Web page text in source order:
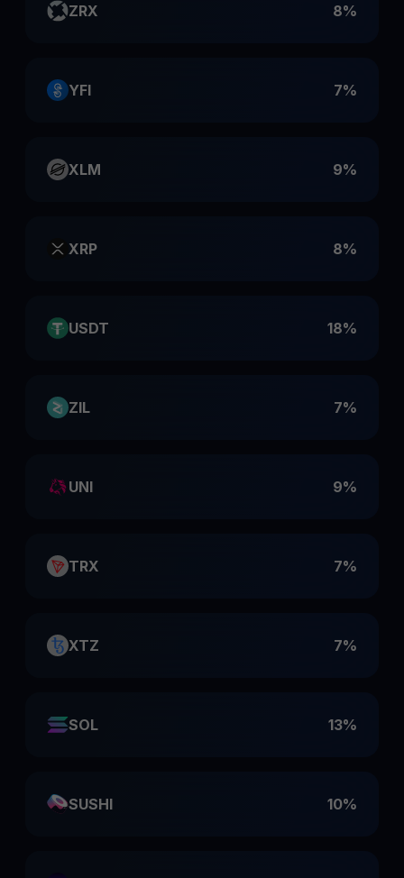
ZRX 8%
YFI 7%
XLM 9%
XRP 8%
USDT 18%
ZIL 7%
UNI 9%
TRX 7%
XTZ 7%
SOL 13%
SUSHI 10%